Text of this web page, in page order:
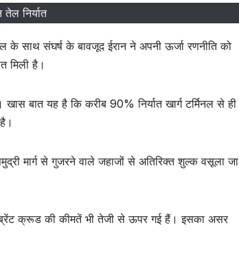
तेल निर्यात
साथ संघर्ष के बावजूद ईरान ने अपनी ऊर्जा रणनीति को
मिली है।
बात यह है कि करीब 90% निर्यात खार्ग टर्मिनल से ही
मार्ग से गुजरने वाले जहाजों से अतिरिक्त शुल्क वसूला जा
ब्रेंट क्रूड की कीमतें भी तेजी से ऊपर गई हैं। इसका असर